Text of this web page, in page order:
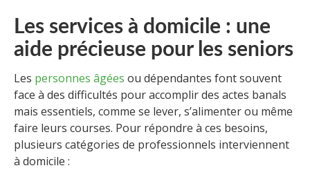
Les services à domicile : une
aide précieuse pour les seniors
Les personnes âgées ou dépendantes font souvent
face à des difficultés pour accomplir des actes banals
mais essentiels, comme se lever, s’alimenter ou même
faire leurs courses. Pour répondre à ces besoins,
plusieurs catégories de professionnels interviennent
à domicile :